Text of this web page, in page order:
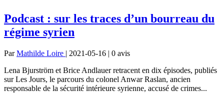
Podcast : sur les traces d’un bourreau du
régime syrien
ParMathilde Loire | 2021-05-16 | 0 avis
Lena Bjurström et Brice Andlauer retracent en dix épisodes, publiés
sur Les Jours, le parcours du colonel Anwar Raslan, ancien
responsable de la sécurité intérieure syrienne, accusé de crimes...